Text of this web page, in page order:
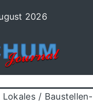
2026
Lokales